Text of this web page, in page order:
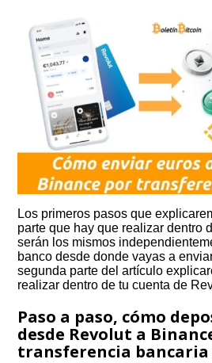
Los primeros pasos que
parte que hay que realizar dentro
serán los mismos
banco desde donde vayas a
segunda parte del artículo
realizar dentro de tu cuenta de
Paso a paso, cómo
desde Revolut a
transferencia bancaria